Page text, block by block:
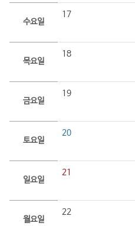
수요일
17
목요일
18
금요일
19
토요일
20
일요일
21
월요일
22